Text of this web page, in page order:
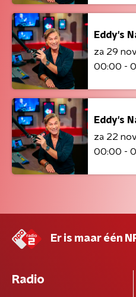
Eddy's
za 29
00:00 -
Eddy's
za 22
00:00 -
Er is maar één
Radio